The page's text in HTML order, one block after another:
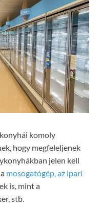
komoly
hogy megfeleljenek
jelen kell
mosogatógép, az ipari
is, mint a
stb.